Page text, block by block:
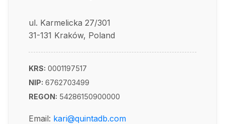
ul. Karmelicka 27/301
31-131 Kraków, Poland
KRS: 0001197517
NIP: 6762703499
REGON: 54286150900000
Email: kari@quintadb.com